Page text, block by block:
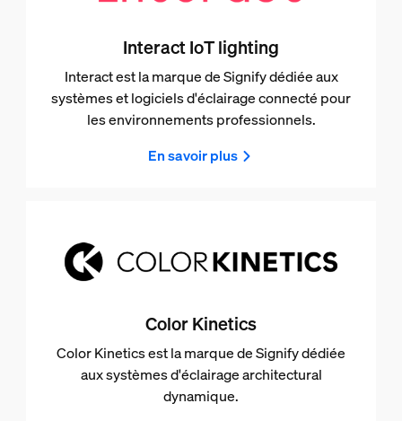
Interact IoT lighting
Interact est la marque de Signify dédiée aux
systèmes et logiciels d'éclairage connecté pour
les environnements professionnels.
En savoir plus
Color Kinetics
Color Kinetics est la marque de Signify dédiée
aux systèmes d'éclairage architectural
dynamique.